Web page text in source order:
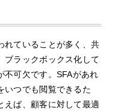
れていることが多く、共
ブラックボックス化して
不可欠です。SFAがあれ
いつでも閲覧できるた
えば、顧客に対して最適